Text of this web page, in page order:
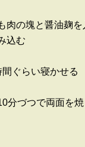
肉の塊と醤油麹を
込む
ぐらい寝かせる
分づつで両面を焼